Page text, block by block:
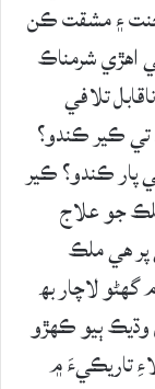
۽ مشقت ڪن
اھڙي شرمناڪ
تلافي
تي ڪير ڪندو؟
پار ڪندو؟ ڪير
جو علاج
ھي ملڪ
لاچار بھ
ٻيو ڪھڙو
تاريڪيءَ ۾